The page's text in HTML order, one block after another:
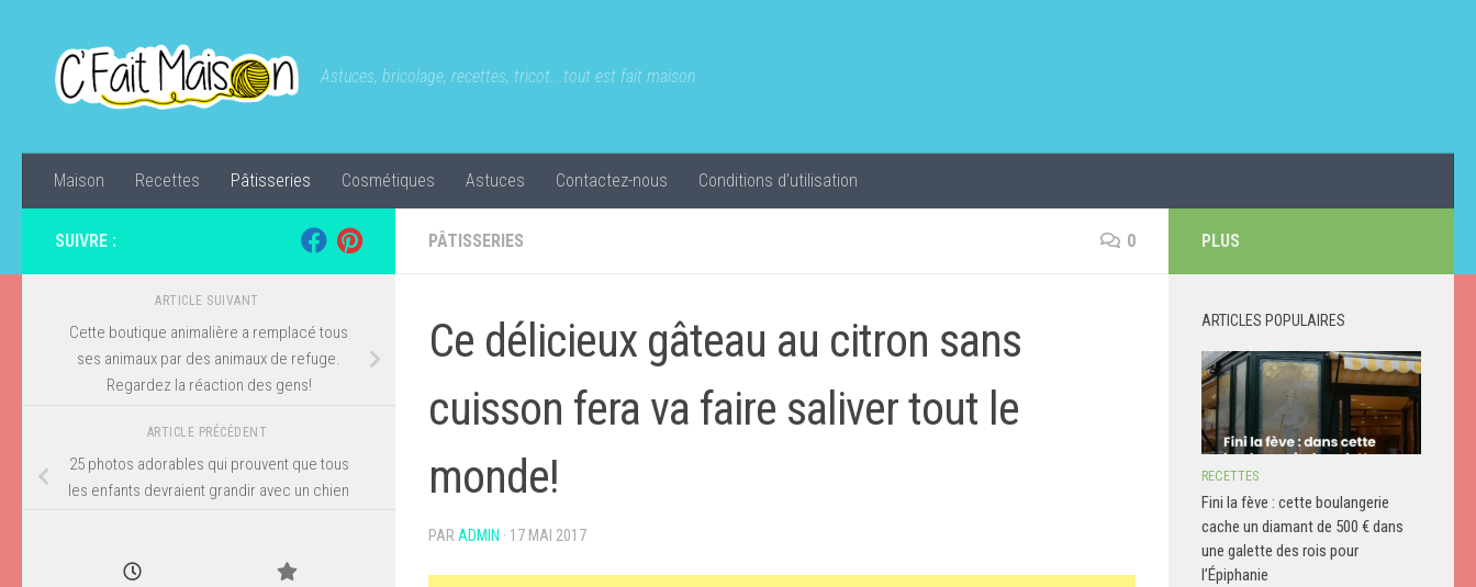
Astuces, bricolage, recettes, tricot...tout est fait maison
Maison Recettes Pâtisseries Cosmétiques Astuces Contactez-nous Conditions d’utilisation
PÂTISSERIES 0
Ce délicieux gâteau au citron sans
cuisson fera va faire saliver tout le
monde!
PAR ADMIN · 17 MAI 2017
SUIVRE :
ARTICLE SUIVANT
Cette boutique animalière a remplacé tous
ses animaux par des animaux de refuge.
Regardez la réaction des gens!
ARTICLE PRÉCÉDENT
25 photos adorables qui prouvent que tous
les enfants devraient grandir avec un chien
PLUS
ARTICLES POPULAIRES
RECETTES
Fini la fève : cette boulangerie
cache un diamant de 500 € dans
une galette des rois pour
l’Épiphanie